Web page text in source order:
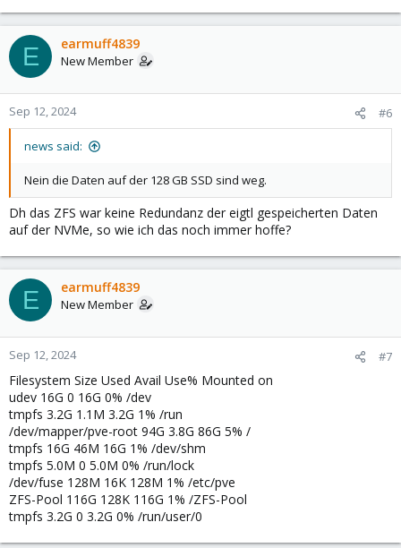
E earmuff4839
New Member
Sep 12, 2024 #6
news said:
Nein die Daten auf der 128 GB SSD sind weg.
Dh das ZFS war keine Redundanz der eigtl gespeicherten Daten
auf der NVMe, so wie ich das noch immer hoffe?
E earmuff4839
New Member
Sep 12, 2024 #7
Filesystem Size Used Avail Use% Mounted on
udev 16G 0 16G 0% /dev
tmpfs 3.2G 1.1M 3.2G 1% /run
/dev/mapper/pve-root 94G 3.8G 86G 5% /
tmpfs 16G 46M 16G 1% /dev/shm
tmpfs 5.0M 0 5.0M 0% /run/lock
/dev/fuse 128M 16K 128M 1% /etc/pve
ZFS-Pool 116G 128K 116G 1% /ZFS-Pool
tmpfs 3.2G 0 3.2G 0% /run/user/0